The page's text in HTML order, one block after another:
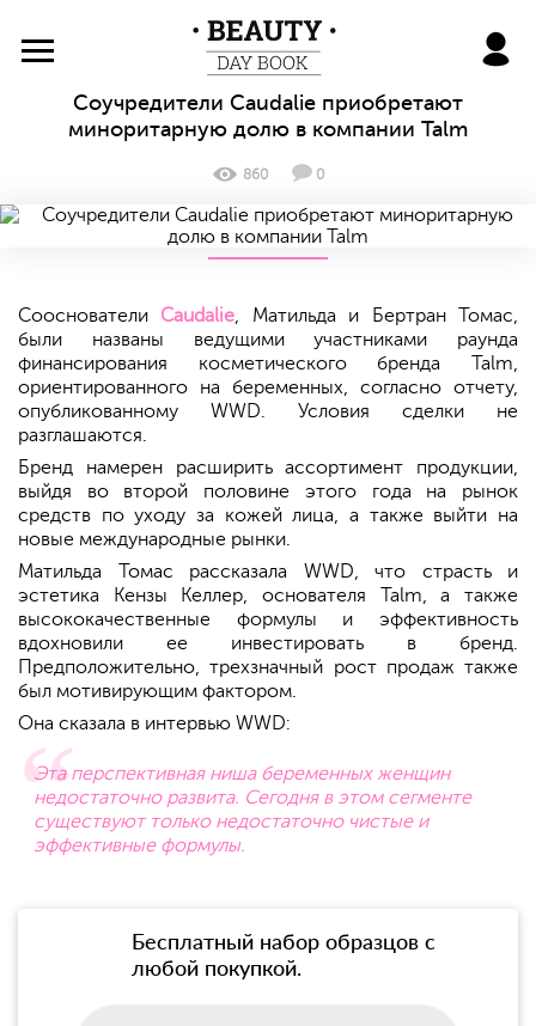
BeautyDayBook
Соучредители Caudalie приобретают
миноритарную долю в компании Talm
860 0
Сооснователи Caudalie, Матильда и Бертран Томас,
были названы ведущими участниками раунда
финансирования косметического бренда Talm,
ориентированного на беременных, согласно отчету,
опубликованному WWD. Условия сделки не
разглашаются.
Бренд намерен расширить ассортимент продукции,
выйдя во второй половине этого года на рынок
средств по уходу за кожей лица, а также выйти на
новые международные рынки.
Матильда Томас рассказала WWD, что страсть и
эстетика Кензы Келлер, основателя Talm, а также
высококачественные формулы и эффективность
вдохновили ее инвестировать в бренд.
Предположительно, трехзначный рост продаж также
был мотивирующим фактором.
Она сказала в интервью WWD:
Эта перспективная ниша беременных женщин
недостаточно развита. Сегодня в этом сегменте
существуют только недостаточно чистые и
эффективные формулы.
Бесплатный набор образцов с
любой покупкой.